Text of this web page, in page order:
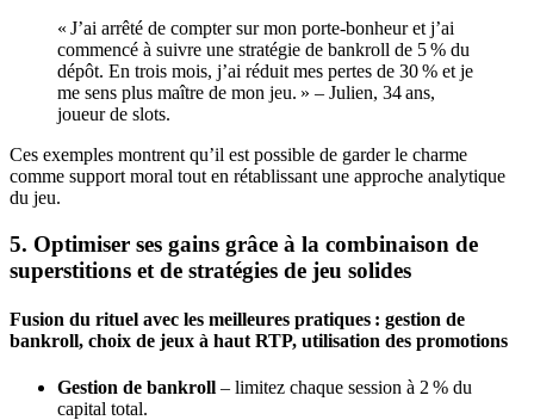
« J’ai arrêté de compter sur mon porte‑bonheur et j’ai
commencé à suivre une stratégie de bankroll de 5 % du
dépôt. En trois mois, j’ai réduit mes pertes de 30 % et je
me sens plus maître de mon jeu. » – Julien, 34 ans,
joueur de slots.
Ces exemples montrent qu’il est possible de garder le charme
comme support moral tout en rétablissant une approche analytique
du jeu.
5. Optimiser ses gains grâce à la combinaison de
superstitions et de stratégies de jeu solides
Fusion du rituel avec les meilleures pratiques : gestion de
bankroll, choix de jeux à haut RTP, utilisation des promotions
Gestion de bankroll – limitez chaque session à 2 % du
capital total.